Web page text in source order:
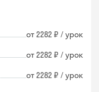
от 2282 ₽ / урок
от 2282 ₽ / урок
от 2282 ₽ / урок